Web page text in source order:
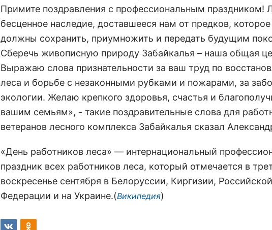
Примите поздравления с профессиональным праздником!
бесценное наследие, доставшееся нам от предков,
должны сохранить, приумножить и передать будущим
Сберечь живописную природу Забайкалья – наша общая
Выражаю слова признательности за ваш труд по
леса и борьбе с незаконными рубками и пожарами, за
экологии. Желаю крепкого здоровья, счастья и
вашим семьям», - такие поздравительные слова для
ветеранов лесного комплекса Забайкалья сказал
«День работников леса» — интернациональный
праздник всех работников леса, который отмечается в
воскресенье сентября в Белоруссии, Киргизии, Российской
Федерации и на Украине.(Википедия)